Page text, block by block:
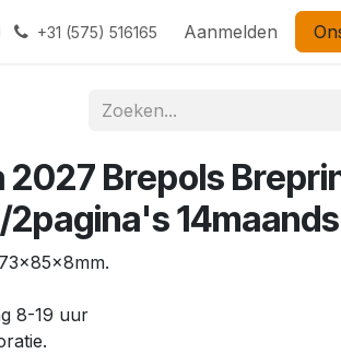
+31 (575) 516165 Aanmelden
2027 Brepols
2pagina's
8-19 uur